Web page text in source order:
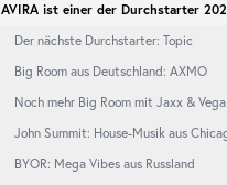
AVIRA ist einer der Durchstarter
Der nächste Durchstarter: Topic
Big Room aus Deutschland: AXMO
Noch mehr Big Room mit Jaxx & Vega
John Summit: House-Musik aus
BYOR: Mega Vibes aus Russland